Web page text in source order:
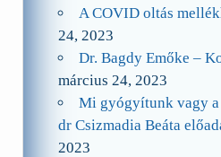
A COVID oltás
24, 2023
Dr. Bagdy Emőke –
március 24, 2023
Mi gyógyítunk vagy
dr Csizmadia Beáta
2023